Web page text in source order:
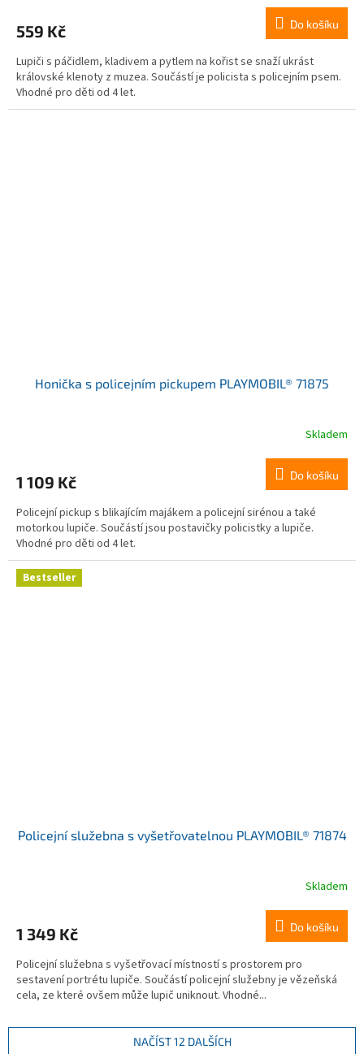
559 Kč Do košíku
Lupiči s páčidlem, kladivem a pytlem na kořist se snaží ukrást
královské klenoty z muzea. Součástí je policista s policejním psem.
Vhodné pro děti od 4 let.
Honička s policejním pickupem PLAYMOBIL® 71875
Skladem
1 109 Kč Do košíku
Policejní pickup s blikajícím majákem a policejní sirénou a také
motorkou lupiče. Součástí jsou postavičky policistky a lupiče.
Vhodné pro děti od 4 let.
Bestseller
Policejní služebna s vyšetřovatelnou PLAYMOBIL® 71874
Skladem
1 349 Kč Do košíku
Policejní služebna s vyšetřovací místností s prostorem pro
sestavení portrétu lupiče. Součástí policejní služebny je vězeňská
cela, ze které ovšem může lupič uniknout. Vhodné...
NAČÍST 12 DALŠÍCH